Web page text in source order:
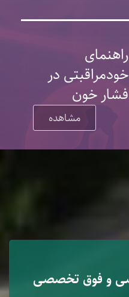
راهنمای
خودمراقبتی در
فشار خون
مشاهده